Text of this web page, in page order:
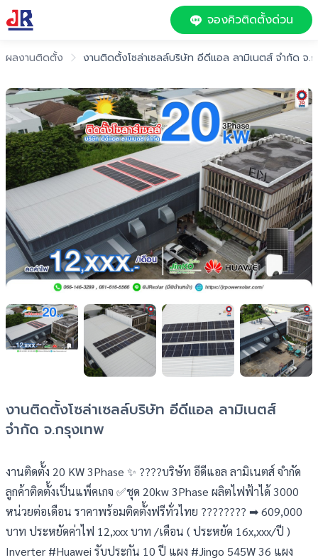
จองคิวติดตั้งด่วน
ผลงานติดตั้ง งานติดตั้งโซล่าเซลล์บริษัท อีดีแอล ลามิเนตส์ จำกัด จ.
งานติดตั้งโซล่าเซลล์บริษัท อีดีแอล ลามิเนตส์
จำกัด จ.กรุงเทพ
งานติดตั้ง 20 KW 3Phase ✨ ????บริษัท อีดีแอล ลามิเนตส์ จำกัด
ลูกค้าติดตั้งเป็นแพ็คเกจ ✅ชุด 20kw 3Phase ผลิตไฟฟ้าได้ 3000
หน่วยต่อเดือน ราคาพร้อมติดตั้งฟรีทั่วไทย ???????? ➡ 609,000
บาท ประหยัดค่าไฟ 12,xxx บาท /เดือน ( ประหยัด 16x,xxx/ปี )
Inverter #Huawei รับประกัน 10 ปี แผง #Jingo 545W 36 แผง